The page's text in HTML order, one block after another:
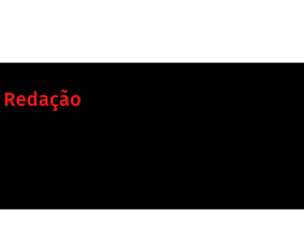
Redação